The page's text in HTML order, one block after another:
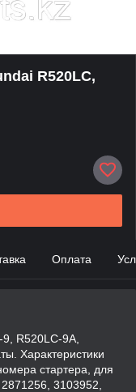
R520LC,
Оплата
R520LC-9A,
Характеристики
стартера, для
3103952,